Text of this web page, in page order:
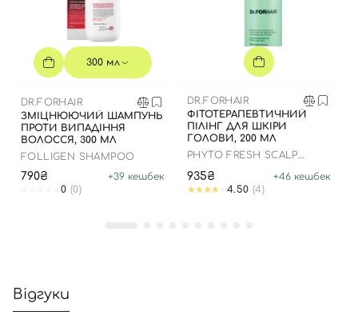
300 мл
DR.FORHAIR
ЗМІЦНЮЮЧИЙ ШАМПУНЬ
ПРОТИ ВИПАДІННЯ
ВОЛОССЯ, 300 МЛ
FOLLIGEN SHAMPOO
790₴ +39 кешбек
0 (0)
DR.FORHAIR
ФІТОТЕРАПЕВТИЧНИЙ
ПІЛІНГ ДЛЯ ШКІРИ
ГОЛОВИ, 200 МЛ
PHYTO FRESH SCALP
935₴ +46 кешбек
4.50 (4)
Відгуки